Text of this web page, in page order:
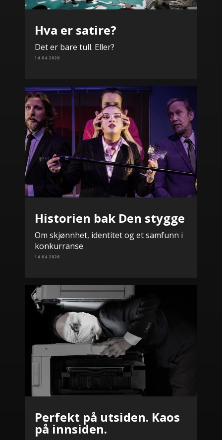
Hva er satire?
Det er bare tull. Eller?
14.04.2026
Historien bak Den stygge
Om skjønnhet, identitet og et samfunn i
konkurranse
14.04.2026
Perfekt på utsiden. Kaos
på innsiden.